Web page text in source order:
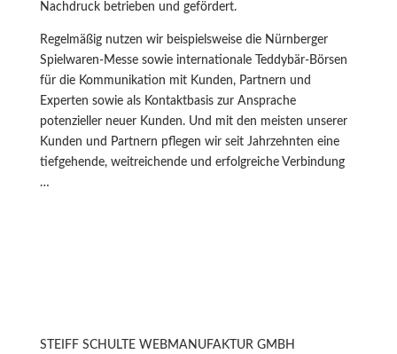
Nachdruck betrieben und gefördert.
Regelmäßig nutzen wir beispielsweise die Nürnberger
Spielwaren-Messe sowie internationale Teddybär-Börsen
für die Kommunikation mit Kunden, Partnern und
Experten sowie als Kontaktbasis zur Ansprache
potenzieller neuer Kunden. Und mit den meisten unserer
Kunden und Partnern pflegen wir seit Jahrzehnten eine
tiefgehende, weitreichende und erfolgreiche Verbindung
…
STEIFF SCHULTE WEBMANUFAKTUR GMBH